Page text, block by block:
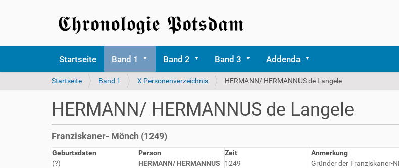
Startseite Band 1 Band 2 Band 3 Addenda
S
d
h
i
Startseite Band 1 X Personenverzeichnis HERMANN/ HERMANNUS de Langele
HERMANN/ HERMANNUS de Langele
Franziskaner- Mönch (1249)
Geburtsdaten Person Zeit
Anmerkung
(?)
HERMANN/ HERMANNUS
1249 Gründer der Franziskaner-